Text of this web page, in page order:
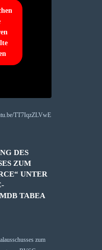
DES
ZUM
UNTER
TABEA